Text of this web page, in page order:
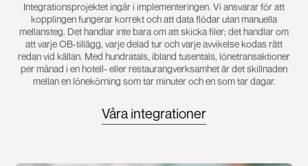
Integrationsprojektet ingår i implementeringen. Vi ansvarar för att
kopplingen fungerar korrekt och att data flödar utan manuella
mellansteg. Det handlar inte bara om att skicka filer; det handlar om
att varje OB-tillägg, varje delad tur och varje avvikelse kodas rätt
redan vid källan. Med hundratals, ibland tusentals, lönetransaktioner
per månad i en hotell- eller restaurangverksamhet är det skillnaden
mellan en lönekörning som tar minuter och en som tar dagar.
Våra integrationer